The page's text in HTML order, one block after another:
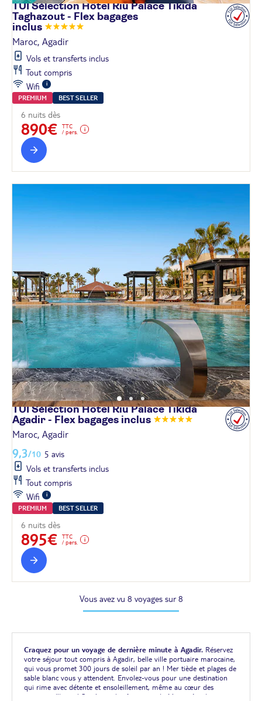
TUI Sélection Hôtel Riu Palace Tikida
Taghazout - Flex bagages
inclus
Maroc, Agadir
Vols et transferts inclus
Tout compris
Wifi
PREMIUM BEST SELLER
6 nuits dès
890€
TTC
/ pers.
TUI Sélection Hôtel Riu Palace Tikida
Agadir - Flex bagages inclus
Maroc, Agadir
9,3/10 5 avis
Vols et transferts inclus
Tout compris
Wifi
PREMIUM BEST SELLER
6 nuits dès
895€
TTC
/ pers.
Vous avez vu 8 voyages sur 8
Craquez pour un voyage de dernière minute à Agadir. Réservez
votre séjour tout compris à Agadir, belle ville portuaire marocaine,
qui vous promet 300 jours de soleil par an ! Mer tiède et plages de
sable blanc vous y attendent. Envolez-vous pour une destination
qui rime avec détente et ensoleillement, même au cœur des
vacances d'hiver ! Située sur la côte ouest du Maroc, Agadir est une